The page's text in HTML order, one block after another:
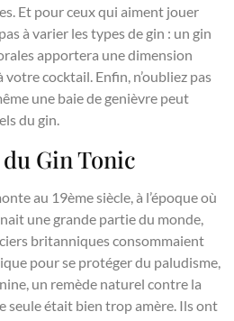
Et pour ceux qui aiment jouer
à varier les types de gin : un gin
apportera une dimension
cocktail. Enfin, n’oubliez pas
une baie de genièvre peut
du gin.
Gin Tonic
au 19ème siècle, à l’époque où
une grande partie du monde,
britanniques consommaient
pour se protéger du paludisme,
un remède naturel contre la
seule était bien trop amère. Ils ont